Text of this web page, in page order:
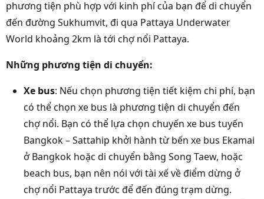
phương tiện phù hợp với kinh phí của bạn để di chuyển
đến đường Sukhumvit, đi qua Pattaya Underwater
World khoảng 2km là tới chợ nổi Pattaya.
Những phương tiện di chuyển:
Xe bus: Nếu chọn phương tiện tiết kiệm chi phí, bạn
có thể chọn xe bus là phương tiện di chuyển đến
chợ nổi. Bạn có thể lựa chọn chuyến xe bus tuyến
Bangkok – Sattahip khởi hành từ bến xe bus Ekamai
ở Bangkok hoặc di chuyển bằng Song Taew, hoặc
beach bus, bạn nên nói với tài xế về điểm dừng ở
chợ nổi Pattaya trước để đến đúng trạm dừng.